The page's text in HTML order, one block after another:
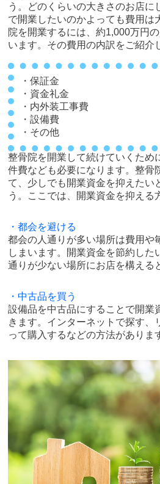
う。どのくらいの大きさのお店に
で開業したいのかよっても費用は
院を開業するには、約1,000万円
います。その費用の内訳をご紹介
・保証金
・資金礼金
・内外装工事費
・設備費
・その他
整骨院を開業して続けていくため
件費なども必要になります。整骨
て、少しでも開業資金を抑えたい
う。ここでは、開業資金を抑える
・都会を避ける
都会の人通りが多い場所は費用や
しまいます。開業資金を節約した
通りが少ない場所にお店を構える
・中古品を買う
設備品を中古品にすることで開業
きます。インターネットで探す、
って購入するなどの方法がありま